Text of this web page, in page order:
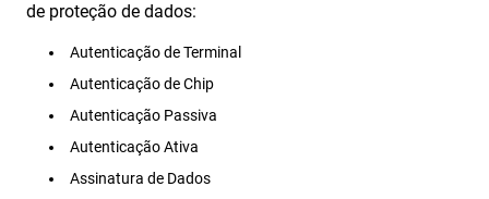
de proteção de dados:
Autenticação de Terminal
Autenticação de Chip
Autenticação Passiva
Autenticação Ativa
Assinatura de Dados